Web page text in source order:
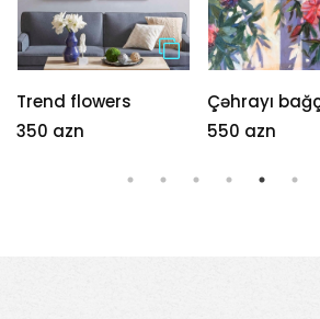
Trend flowers
350 azn
Çəhrayı
550 azn